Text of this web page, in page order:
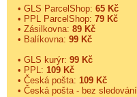
• GLS ParcelShop: 65 Kč
• PPL ParcelShop: 79 Kč
• Zásilkovna: 89 Kč
• Balíkovna: 99 Kč
• GLS kurýr: 99 Kč
• PPL: 109 Kč
• Česká pošta: 109 Kč
• Česká pošta - bez